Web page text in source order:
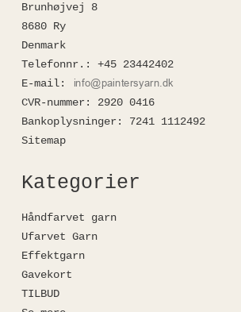
Brunhøjvej 8
8680 Ry
Denmark
Telefonnr. :
+45 23442402
E-mail:
CVR-nummer:
2920 0416
Bankoplysninger:
7241 1112492
Sitemap
Kategorier
Håndfarvet garn
Ufarvet Garn
Effektgarn
Gavekort
TILBUD